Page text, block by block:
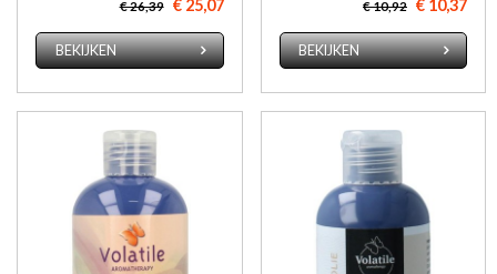
€ 26,39 € 25,07
BEKIJKEN
€ 10,92 € 10,37
BEKIJKEN